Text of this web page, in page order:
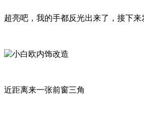
超亮吧，我的手都反光出来了，接下
近距离来一张前窗三角